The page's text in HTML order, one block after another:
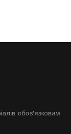
обов'язковим